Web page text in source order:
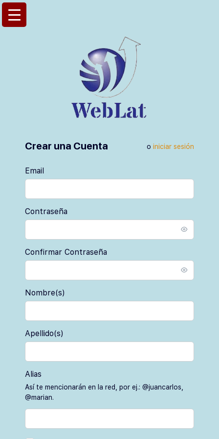
Crear una Cuenta oiniciar sesión
Email
Contraseña
Confirmar Contraseña
Nombre(s)
Apellido(s)
Alias
Así te mencionarán en la red, por ej.: @juancarlos,
@marian.